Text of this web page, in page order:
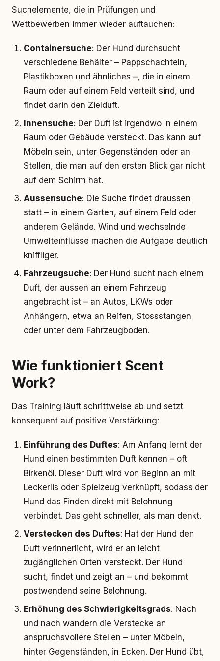
Suchelemente, die in Prüfungen und
Wettbewerben immer wieder auftauchen:
Containersuche: Der Hund durchsucht
verschiedene Behälter – Pappschachteln,
Plastikboxen und ähnliches –, die in einem
Raum oder auf einem Feld verteilt sind, und
findet darin den Zielduft.
Innensuche: Der Duft ist irgendwo in einem
Raum oder Gebäude versteckt. Das kann auf
Möbeln sein, unter Gegenständen oder an
Stellen, die man auf den ersten Blick gar nicht
auf dem Schirm hat.
Aussensuche: Die Suche findet draussen
statt – in einem Garten, auf einem Feld oder
anderem Gelände. Wind und wechselnde
Umwelteinflüsse machen die Aufgabe deutlich
kniffliger.
Fahrzeugsuche: Der Hund sucht nach einem
Duft, der aussen an einem Fahrzeug
angebracht ist – an Autos, LKWs oder
Anhängern, etwa an Reifen, Stossstangen
oder unter dem Fahrzeugboden.
Wie funktioniert Scent
Work?
Das Training läuft schrittweise ab und setzt
konsequent auf positive Verstärkung:
Einführung des Duftes: Am Anfang lernt der
Hund einen bestimmten Duft kennen – oft
Birkenöl. Dieser Duft wird von Beginn an mit
Leckerlis oder Spielzeug verknüpft, sodass der
Hund das Finden direkt mit Belohnung
verbindet. Das geht schneller, als man denkt.
Verstecken des Duftes: Hat der Hund den
Duft verinnerlicht, wird er an leicht
zugänglichen Orten versteckt. Der Hund
sucht, findet und zeigt an – und bekommt
postwendend seine Belohnung.
Erhöhung des Schwierigkeitsgrads: Nach
und nach wandern die Verstecke an
anspruchsvollere Stellen – unter Möbeln,
hinter Gegenständen, in Ecken. Der Hund übt,